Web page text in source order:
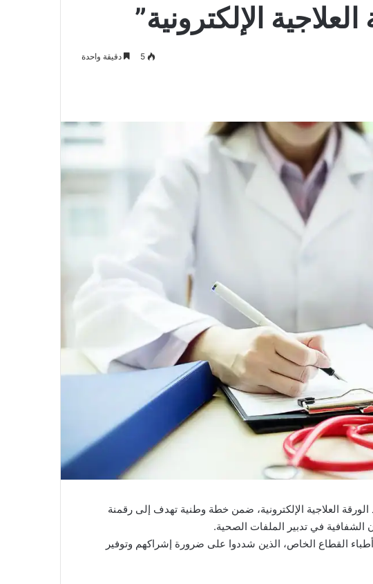
الإلكترونية”
5 دقيقة واحدة
الورقة العلاجية الإلكترونية، ضمن خطة وطنية تهدف إلى رقمنة
الشفافية في تدبير الملفات الصحية.
القطاع الخاص، الذين شددوا على ضرورة إشراكهم وتوفير